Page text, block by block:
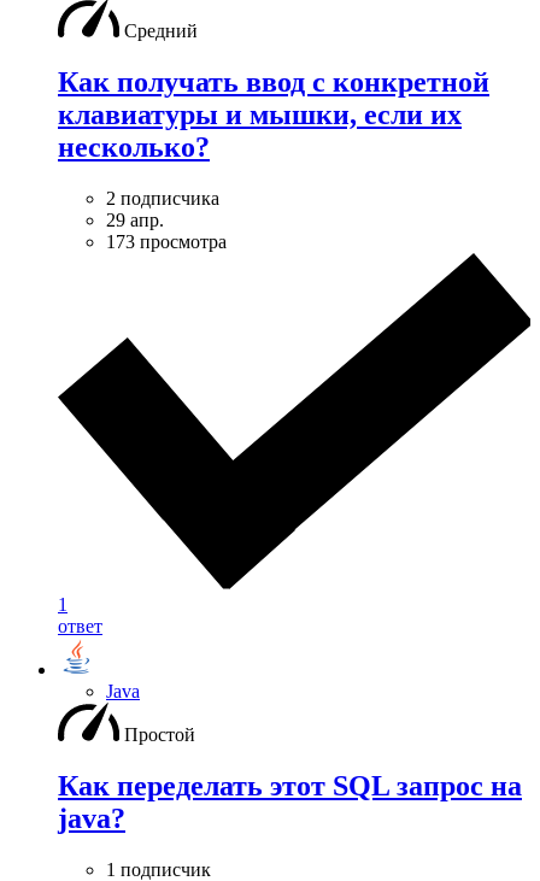
Средний
Как получать ввод с конкретной
клавиатуры и мышки, если их
несколько?
2 подписчика
29 апр.
173 просмотра
1
ответ
Java
Простой
Как переделать этот SQL запрос на
java?
1 подписчик